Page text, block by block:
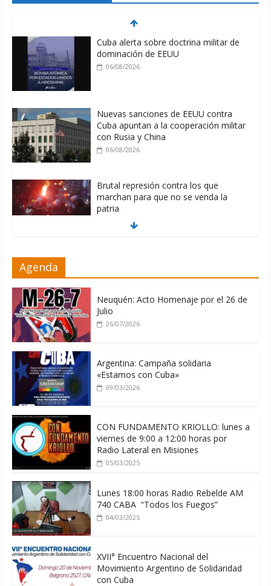
Cuba alerta sobre doctrina militar de
dominación de EEUU
06/08/2026
Nuevas sanciones de EEUU contra
Cuba apuntan a la cooperación militar
con Rusia y China
06/08/2026
Brutal represión contra los que
marchan para que no se venda la
patria
06/08/2026
06/08/2026
Agenda
Neuquén: Acto Homenaje por el 26 de
Julio
26/07/2026
Argentina: Campaña solidaria
«Estamos con Cuba»
09/03/2026
CON FUNDAMENTO KRIOLLO: lunes a
viernes de 9:00 a 12:00 horas por
Radio Lateral en Misiones
05/03/2025
Lunes 18:00 horas Radio Rebelde AM
740 CABA “Todos los Fuegos”
04/03/2025
XVII° Encuentro Nacional del
Movimiento Argentino de Solidaridad
con Cuba